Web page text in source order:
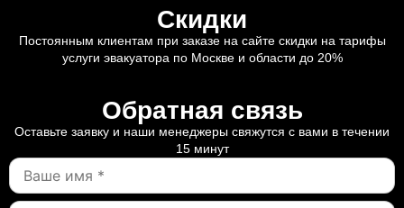
Скидки
Постоянным клиентам при заказе на сайте скидки на тарифы
услуги эвакуатора по Москве и области до 20%
Обратная связь
Оставьте заявку и наши менеджеры свяжутся с вами в течении
15 минут